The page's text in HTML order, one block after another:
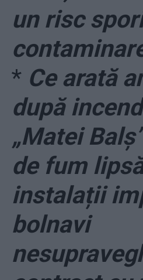
un risc
* Ce arată
după
„Matei
de fum
instalații
bolnavi